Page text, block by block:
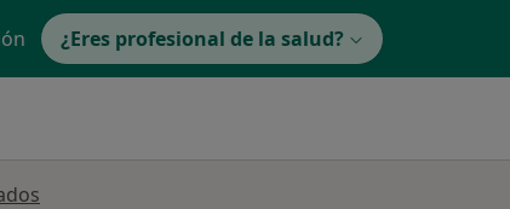
¿Eres profesional de la salud?